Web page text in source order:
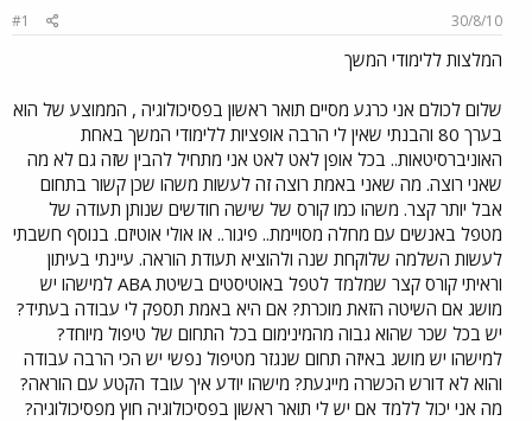
ו
ש
א
ר
30/8/10
#1
המלצות ללימודי המשך
שלום לכולם אני כרגע מסיים תואר ראשון בפסיכולוגיה , הממוצע של הוא
בערך 80 והבנתי שאין לי הרבה אופציות ללימודי המשך באחת
האוניברסיטאות.. בכל אופן לאט לאט אני מתחיל להבין שזה גם לא מה
שאני רוצה. מה שאני באמת רוצה זה לעשות משהו שכן קשור בתחום
אבל יותר קצר. משהו כמו קורס של שישה חודשים שנותן תעודה של
מטפל באנשים עם מחלה מסויימת.. פיגור.. או אולי אוטיזם. בנוסף חשבתי
לעשות השלמה שלוקחת שנה ולהוציא תעודת הוראה. עיינתי בעיתון
וראיתי קורס קצר שמלמד לטפל באוטיסטים בשיטת ABA למישהו יש
מושג אם השיטה הזאת מוכרת? אם היא באמת תספק לי עבודה בעתיד?
יש בכל שכר שהוא גבוה מהמינימום בכל התחום של טיפול מיוחד?
למישהו יש מושג באיזה תחום שנגזר מטיפול נפשי יש הכי הרבה עבודה
והוא לא דורש הכשרה מייגעת? מישהו יודע איך עובד הקטע עם הוראה?
מה אני יכול ללמד אם יש לי תואר ראשון בפסיכולוגיה חוץ מפסיכולוגיה?